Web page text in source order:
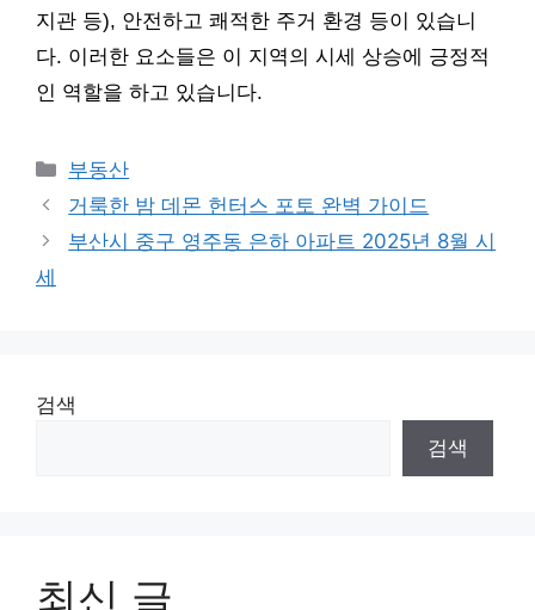
지관 등), 안전하고 쾌적한 주거 환경 등이 있습니
다. 이러한 요소들은 이 지역의 시세 상승에 긍정적
인 역할을 하고 있습니다.
Categories
부동산
거룩한 밤 데몬 헌터스 포토 완벽 가이드
부산시 중구 영주동 은하 아파트 2025년 8월 시
세
검색
검색
최신 글